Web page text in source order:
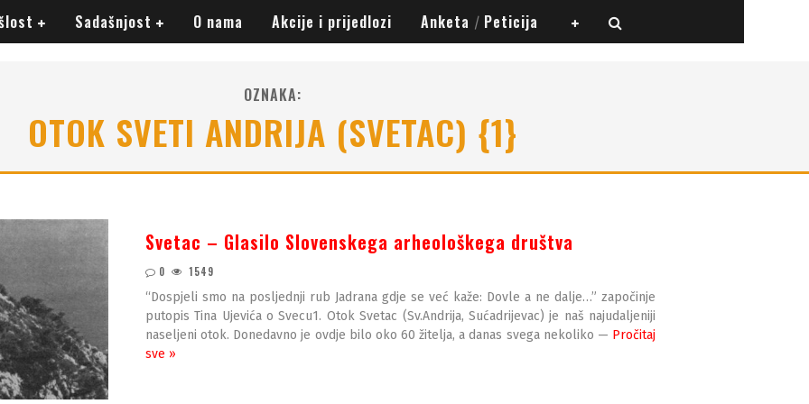
Sadašnjost O nama Akcije i prijedlozi Anketa / Peticija
OZNAKA:
OTOK SVETI ANDRIJA (SVETAC) {1}
Svetac – Glasilo Slovenskega arheološkega društva
0 1549
“Dospjeli smo na posljednji rub Jadrana gdje se već kaže: Dovle a ne dalje…” započinje
putopis Tina Ujevića o Svecu1. Otok Svetac (Sv.Andrija, Sućadrijevac) je naš najudaljeniji
naseljeni otok. Donedavno je ovdje bilo oko 60 žitelja, a danas svega nekoliko — Pročitaj
sve »